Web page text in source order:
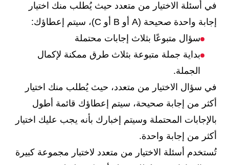
في أسئلة الاختيار من متعدد حيث يُطلب منك اختيار
إجابة واحدة صحيحة (A أو B أو C)، سيتم إعطاؤك:
سؤال متبوعًا بثلاث إجابات محتملة
بداية جملة متبوعة بثلاث طرق ممكنة لإكمال
الجملة.
في سؤال الاختيار من متعدد، حيث يُطلب منك اختيار
أكثر من إجابة صحيحة، سيتم إعطاؤك قائمة أطول
بالإجابات المحتملة وسيتم إخبارك بأنه يجب عليك اختيار
أكثر من إجابة واحدة.
تُستخدم أسئلة الاختيار من متعدد لاختبار مجموعة كبيرة